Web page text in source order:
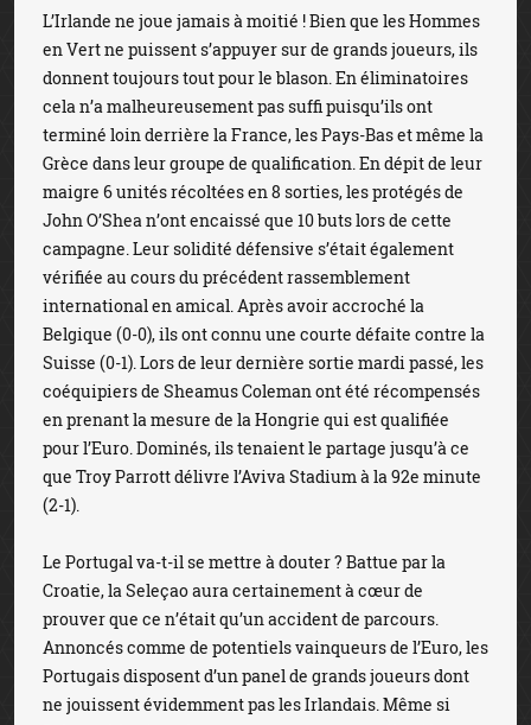
L’Irlande ne joue jamais à moitié ! Bien que les Hommes
en Vert ne puissent s’appuyer sur de grands joueurs, ils
donnent toujours tout pour le blason. En éliminatoires
cela n’a malheureusement pas suffi puisqu’ils ont
terminé loin derrière la France, les Pays-Bas et même la
Grèce dans leur groupe de qualification. En dépit de leur
maigre 6 unités récoltées en 8 sorties, les protégés de
John O’Shea n’ont encaissé que 10 buts lors de cette
campagne. Leur solidité défensive s’était également
vérifiée au cours du précédent rassemblement
international en amical. Après avoir accroché la
Belgique (0-0), ils ont connu une courte défaite contre la
Suisse (0-1). Lors de leur dernière sortie mardi passé, les
coéquipiers de Sheamus Coleman ont été récompensés
en prenant la mesure de la Hongrie qui est qualifiée
pour l’Euro. Dominés, ils tenaient le partage jusqu’à ce
que Troy Parrott délivre l’Aviva Stadium à la 92e minute
(2-1).
Le Portugal va-t-il se mettre à douter ? Battue par la
Croatie, la Seleçao aura certainement à cœur de
prouver que ce n’était qu’un accident de parcours.
Annoncés comme de potentiels vainqueurs de l’Euro, les
Portugais disposent d’un panel de grands joueurs dont
ne jouissent évidemment pas les Irlandais. Même si